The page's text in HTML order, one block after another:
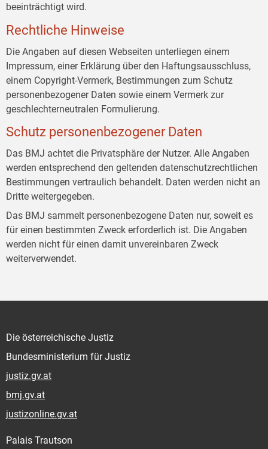
beeinträchtigt wird.
Rechtliche Hinweise
Die Angaben auf diesen Webseiten unterliegen einem
Impressum, einer Erklärung über den Haftungsausschluss,
einem Copyright-Vermerk, Bestimmungen zum Schutz
personenbezogener Daten sowie einem Vermerk zur
geschlechterneutralen Formulierung.
Schutz personenbezogener Daten
Das BMJ achtet die Privatsphäre der Nutzer. Alle Angaben
werden entsprechend den geltenden datenschutzrechtlichen
Bestimmungen vertraulich behandelt. Daten werden nicht an
Dritte weitergegeben.
Das BMJ sammelt personenbezogene Daten nur, soweit es
für einen bestimmten Zweck erforderlich ist. Die Angaben
werden nicht für einen damit unvereinbaren Zweck
weiterverwendet.
Die österreichische Justiz
Bundesministerium für Justiz
justiz.gv.at
bmj.gv.at
justizonline.gv.at
Palais Trautson